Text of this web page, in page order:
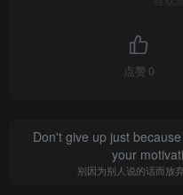
点赞 0
Don't give up just
your
别因为别人说的话而放